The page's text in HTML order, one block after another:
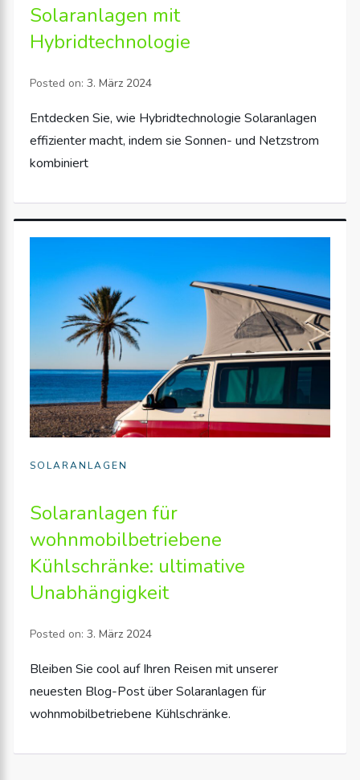
Solaranlagen mit
Hybridtechnologie
Posted on:3. März 2024
Entdecken Sie, wie Hybridtechnologie Solaranlagen
effizienter macht, indem sie Sonnen- und Netzstrom
kombiniert
SOLARANLAGEN
Solaranlagen für
wohnmobilbetriebene
Kühlschränke: ultimative
Unabhängigkeit
Posted on:3. März 2024
Bleiben Sie cool auf Ihren Reisen mit unserer
neuesten Blog-Post über Solaranlagen für
wohnmobilbetriebene Kühlschränke.